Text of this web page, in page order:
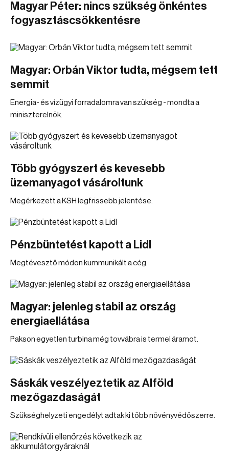
Magyar Péter: nincs szükség önkéntes
fogyasztáscsökkentésre
Magyar: Orbán Viktor tudta, mégsem tett
semmit
Energia- és vízügyi forradalomra van szükség - mondta a
miniszterelnök.
Több gyógyszert és kevesebb
üzemanyagot vásároltunk
Megérkezett a KSH legfrissebb jelentése.
Pénzbüntetést kapott a Lidl
Megtévesztő módon kummunikált a cég.
Magyar: jelenleg stabil az ország
energiaellátása
Pakson egyetlen turbina még tovvábra is termel áramot.
Sáskák veszélyeztetik az Alföld
mezőgazdaságát
Szükséghelyzeti engedélyt adtak ki több növényvédőszerre.